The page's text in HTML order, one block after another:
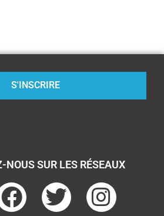
S'INSCRIRE
NOUS SUR LES RÉSEAUX
F
T
I